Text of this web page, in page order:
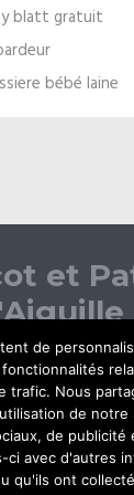
blatt gratuit
bébé laine
et
de
trafic. Nous
de notre
de publicité
ci avec d'autres
qu'ils ont